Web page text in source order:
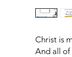
Christ is
And all